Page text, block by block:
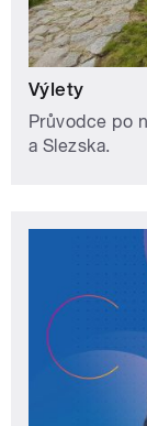
Výlety
Průvodce po
a Slezska.